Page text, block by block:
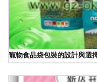
寵物食品袋包裝的設計與選